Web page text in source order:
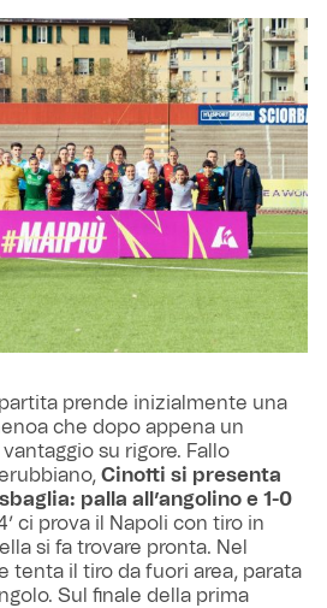
partita prende inizialmente una
che dopo appena un
su rigore. Fallo
Cinotti si presenta
palla all’angolino e 1-0
ci prova il Napoli con tiro in
si fa trovare pronta. Nel
tenta il tiro da fuori area, parata
Sul finale della prima